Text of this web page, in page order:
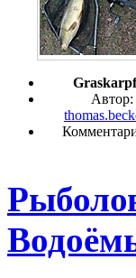
Автор: